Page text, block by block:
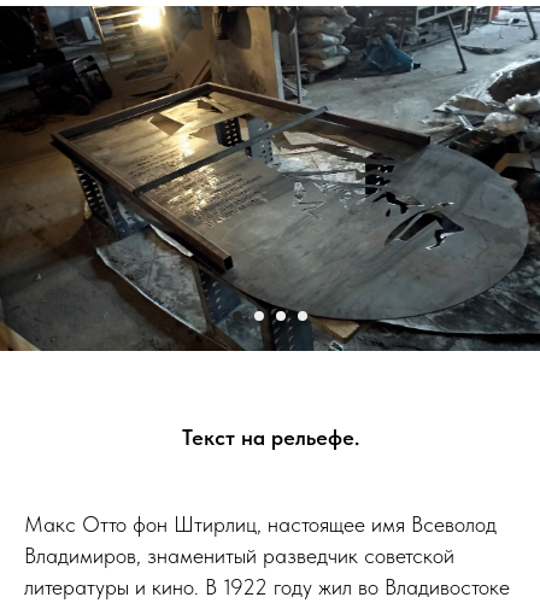
Текст на рельефе.
Макс Отто фон Штирлиц, настоящее имя Всеволод
Владимиров, знаменитый разведчик советской
литературы и кино. В 1922 году жил во Владивостоке